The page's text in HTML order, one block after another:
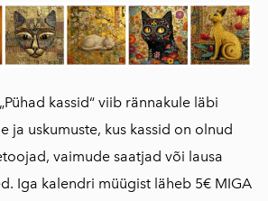
kassid“ viib rännakule läbi
ja uskumuste, kus kassid on olnud
vaimude saatjad või lausa
Iga kalendri müügist läheb 5€ MIGA